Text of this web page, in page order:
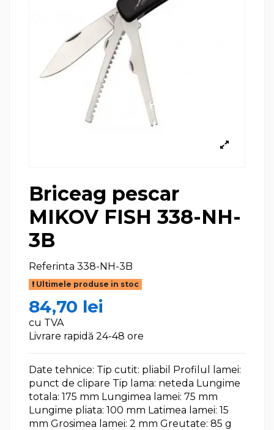
Briceag pescar
MIKOV FISH 338-NH-
3B
Referinta 338-NH-3B
Ultimele produse in stoc
84,70 lei
cu TVA
Livrare rapidă 24-48 ore
Date tehnice: Tip cutit: pliabil Profilul lamei:
punct de clipare Tip lama: neteda Lungime
totala: 175 mm Lungimea lamei: 75 mm
Lungime pliata: 100 mm Latimea lamei: 15
mm Grosimea lamei: 2 mm Greutate: 85 g